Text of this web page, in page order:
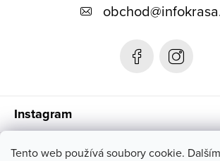
Tento web používá soubory cookie.
Instagram
obchod@
Informace pro vás